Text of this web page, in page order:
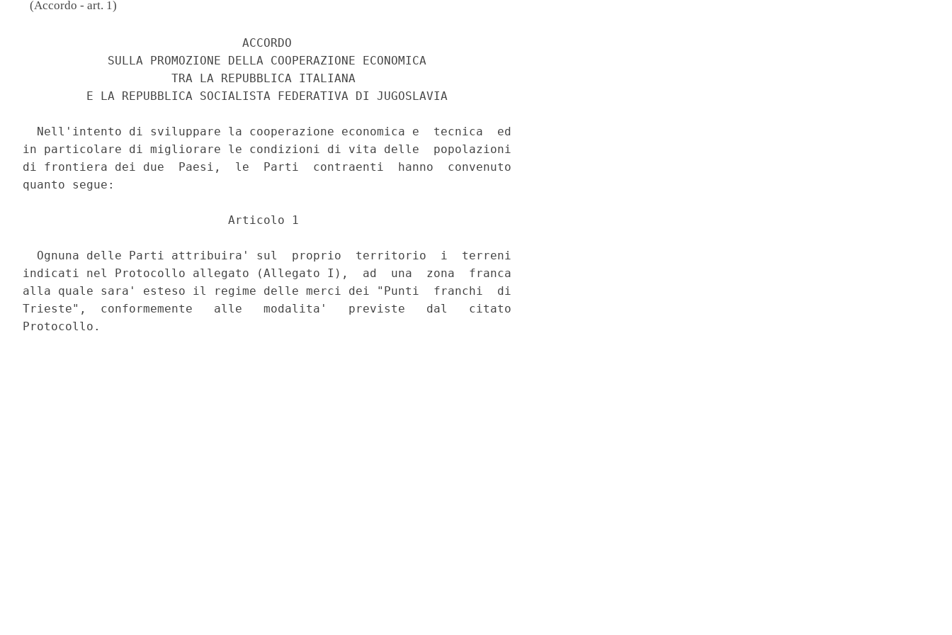
(Accordo - art. 1)
                               ACCORDO
            SULLA PROMOZIONE DELLA COOPERAZIONE ECONOMICA
                     TRA LA REPUBBLICA ITALIANA
         E LA REPUBBLICA SOCIALISTA FEDERATIVA DI JUGOSLAVIA
  Nell'intento di sviluppare la cooperazione economica e  tecnica  ed
in particolare di migliorare le condizioni di vita delle  popolazioni
di frontiera dei due  Paesi,  le  Parti  contraenti  hanno  convenuto
quanto segue:
                             Articolo 1
  Ognuna delle Parti attribuira' sul  proprio  territorio  i  terreni
indicati nel Protocollo allegato (Allegato I),  ad  una  zona  franca
alla quale sara' esteso il regime delle merci dei "Punti  franchi  di
Trieste",  conformemente   alle   modalita'   previste   dal   citato
Protocollo.